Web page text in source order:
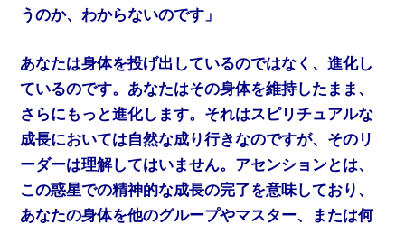
うのか、わからないのです」
あなたは身体を投げ出しているのではなく、進化し
ているのです。あなたはその身体を維持したまま、
さらにもっと進化します。それはスピリチュアルな
成長においては自然な成り行きなのですが、そのリ
ーダーは理解してはいません。アセンションとは、
この惑星での精神的な成長の完了を意味しており、
あなたの身体を他のグループやマスター、または何